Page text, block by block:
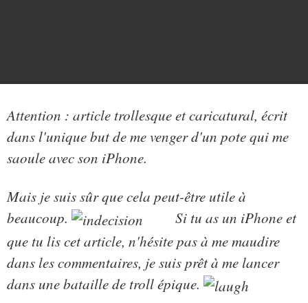
Attention : article trollesque et caricatural, écrit
dans l'unique but de me venger d'un pote qui me
saoule avec son iPhone.
Mais je suis sûr que cela peut-être utile à
beaucoup.
Si tu as un iPhone et
que tu lis cet article, n'hésite pas à me maudire
dans les commentaires, je suis prêt à me lancer
dans une bataille de troll épique.